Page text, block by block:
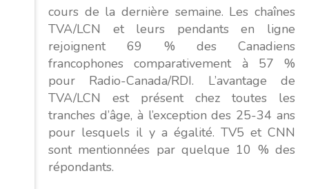
cours de la dernière semaine. Les chaînes
TVA/LCN et leurs pendants en ligne
rejoignent 69 % des Canadiens
francophones comparativement à 57 %
pour Radio-Canada/RDI. L’avantage de
TVA/LCN est présent chez toutes les
tranches d’âge, à l’exception des 25-34 ans
pour lesquels il y a égalité. TV5 et CNN
sont mentionnées par quelque 10 % des
répondants.